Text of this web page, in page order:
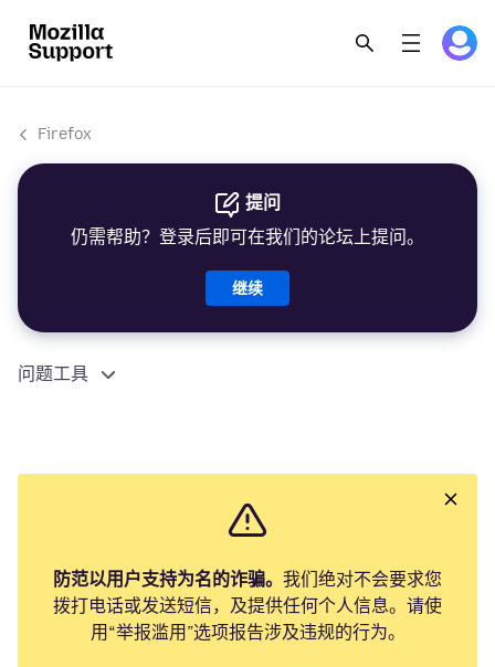
Firefox
提问
仍需帮助？登录后即可在我们的论坛上提问。
继续
问题工具
防范以用户支持为名的诈骗。 我们绝对不会要求您
拨打电话或发送短信，及提供任何个人信息。请使
用“举报滥用”选项报告涉及违规的行为。